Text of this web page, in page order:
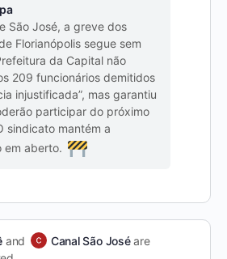
São José, a greve dos
Florianópolis segue sem
da Capital não
209 funcionários demitidos
injustificada”, mas garantiu
participar do próximo
sindicato mantém a
em aberto.
and Canal São Joséare